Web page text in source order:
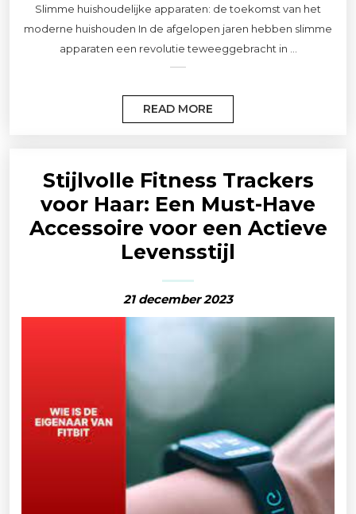
Slimme huishoudelijke apparaten: de toekomst van het
moderne huishouden In de afgelopen jaren hebben slimme
apparaten een revolutie teweeggebracht in ...
READ MORE
Stijlvolle Fitness Trackers
voor Haar: Een Must-Have
Accessoire voor een Actieve
Levensstijl
21 december 2023